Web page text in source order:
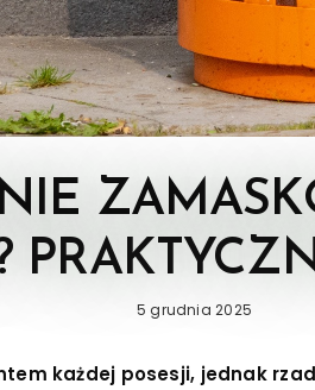
Posted
5 grudnia 2025
każdej posesji, jednak